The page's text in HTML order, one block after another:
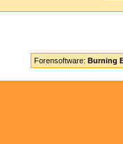
Forensoftware: Burning